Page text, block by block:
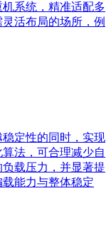
系统，精准适配多
活布局的场所，例
定性的同时，实现
法，可合理减少自
载压力，并显著提
能力与整体稳定